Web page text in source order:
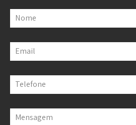
Nome
Email
Telefone
Mensagem